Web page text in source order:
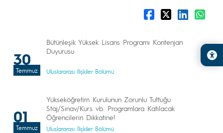
30
Temmuz
Bütünleşik Yüksek Lisans Programı Kontenjan
Duyurusu
Uluslararası İlişkiler Bölümü
01
Temmuz
Yükseköğretim Kurulunun Zorunlu Tuttuğu
Staj/Sınav/Kurs vb. Programlara Katılacak
Öğrencilerin Dikkatine!
Uluslararası İlişkiler Bölümü